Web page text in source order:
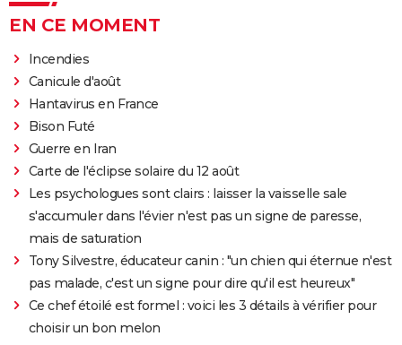
EN CE MOMENT
Incendies
Canicule d'août
Hantavirus en France
Bison Futé
Guerre en Iran
Carte de l'éclipse solaire du 12 août
Les psychologues sont clairs : laisser la vaisselle sale
s'accumuler dans l'évier n'est pas un signe de paresse,
mais de saturation
Tony Silvestre, éducateur canin : "un chien qui éternue n'est
pas malade, c'est un signe pour dire qu'il est heureux"
Ce chef étoilé est formel : voici les 3 détails à vérifier pour
choisir un bon melon